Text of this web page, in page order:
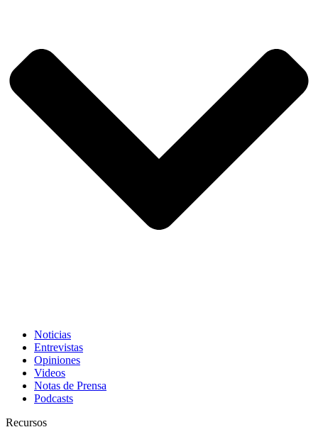
Noticias
Entrevistas
Opiniones
Videos
Notas de Prensa
Podcasts
Recursos